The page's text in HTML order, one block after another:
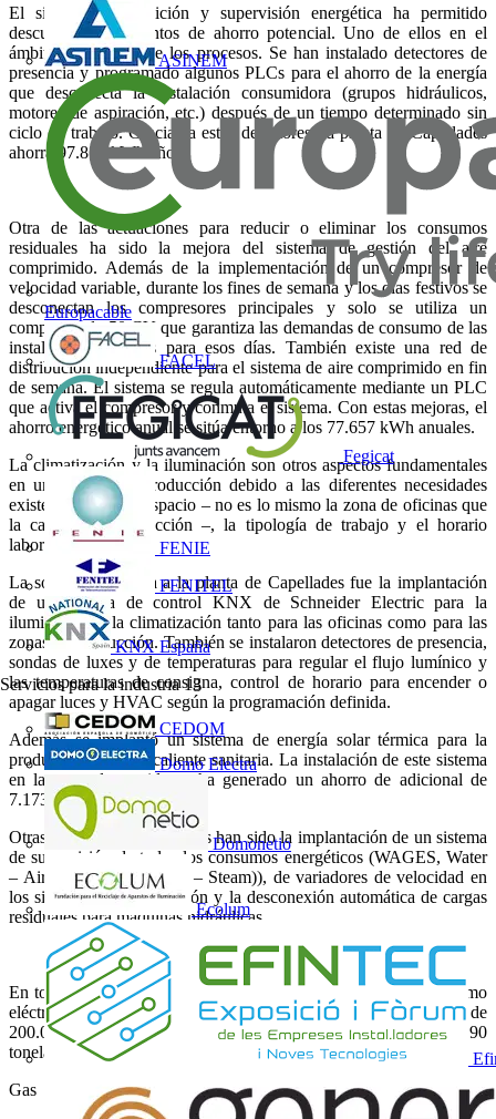
ASINEM
Europacable
FACEL
Fegicat
FENIE
FENITEL
KNX España
Servicios para la industria 13
CEDOM
Domo Electra
Domonetio
Ecolum
El sistema de medición y supervisión energética ha permitido
descubrir varios puntos de ahorro potencial. Uno de ellos en el
ámbito del control de los procesos. Se han instalado detectores de
presencia y programado algunos PLCs para el ahorro de la energía
que desconecta la instalación consumidora (grupos hidráulicos,
motores de aspiración, etc.) después de un tiempo determinado sin
ciclo de trabajo. Gracias a estos detectores, la planta de Capellades
ahorra 97.810 kWh/año.
Otra de las actuaciones para reducir o eliminar los consumos
residuales ha sido la mejora del sistema de gestión del aire
comprimido. Además de la implementación de un compresor de
velocidad variable, durante los fines de semana y los días festivos se
desconectan los compresores principales y solo se utiliza un
compresor de 50 CV que garantiza las demandas de consumo de las
instalaciones básicas para esos días. También existe una red de
distribución independiente para el sistema de aire comprimido en fin
de semana. El sistema se regula automáticamente mediante un PLC
que activa el compresor y conmuta el sistema. Con estas mejoras, el
ahorro energético anual se sitúa entorno a los 77.657 kWh anuales.
La climatización y la iluminación son otros aspectos fundamentales
en una planta de producción debido a las diferentes necesidades
existentes según el espacio – no es lo mismo la zona de oficinas que
la cadena de producción –, la tipología de trabajo y el horario
laboral.
La solución aplicada a la planta de Capellades fue la implantación
de un sistema de control KNX de Schneider Electric para la
iluminación y la climatización tanto para las oficinas como para las
zonas de producción. También se instalaron detectores de presencia,
sondas de luxes y de temperaturas para regular el flujo lumínico y
las temperaturas de consigna, control de horario para encender o
apagar luces y HVAC según la programación definida.
Además se implantó un sistema de energía solar térmica para la
producción de agua caliente sanitaria. La instalación de este sistema
en la zona de vestidores ha generado un ahorro de adicional de
7.173 kWh.
Otras actuaciones destacadas han sido la implantación de un sistema
de supervisión de todos los consumos energéticos (WAGES, Water
– Air – Gas – Electricity – Steam)), de variadores de velocidad en
los sistemas de refrigeración y la desconexión automática de cargas
residuales para máquinas hidráulicas.
En total, las medidas de eficiencia implementadas sobre el consumo
eléctrico han supuesto una reducción anual de alrededor de
200.000kWh y la reducción de las emisiones de CO2 en más de 90
toneladas.
Gas